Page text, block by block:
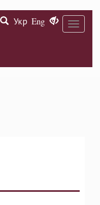
Toggle
Укр Eng